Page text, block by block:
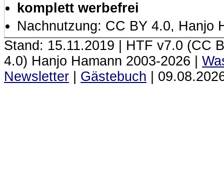
komplett werbefrei
Nachnutzung: CC BY 4.0, Hanjo
Stand: 15.11.2019 | HTF v7.0 (CC
4.0) Hanjo Hamann 2003‑2026 |
Newsletter
Gästebuch